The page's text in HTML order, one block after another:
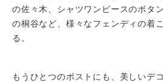
の佐々木、シャツワンピースのボタ
の桐谷など、様々なフェンディの着
る。
もうひとつのポストにも、美しいデ